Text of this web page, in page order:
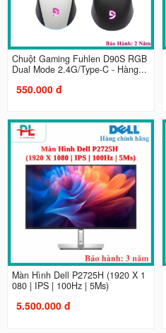
Chuột Gaming Fuhlen D90S RGB
Dual Mode 2.4G/Type-C - Hàng...
550.000 đ
Màn Hình Dell P2725H (1920 X 1
080 | IPS | 100Hz | 5Ms)
5.500.000 đ